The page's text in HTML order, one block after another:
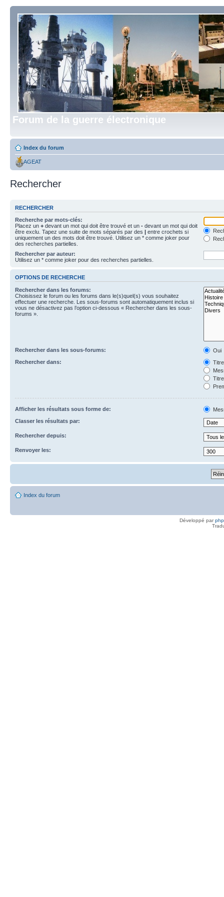
Forum de la guerre électronique
Index du forum
AGEAT
Rechercher
RECHERCHER
Recherche par mots-clés:
Placez un + devant un mot qui doit être trouvé et un - devant un mot qui doit
être exclu. Tapez une suite de mots séparés par des | entre crochets si
uniquement un des mots doit être trouvé. Utilisez un * comme joker pour
des recherches partielles.
Rechercher par auteur:
Utilisez un * comme joker pour des recherches partielles.
OPTIONS DE RECHERCHE
Rechercher dans les forums:
Choisissez le forum ou les forums dans le(s)quel(s) vous souhaitez
effectuer une recherche. Les sous-forums sont automatiquement inclus si
vous ne désactivez pas l’option ci-dessous « Rechercher dans les sous-
forums ».
Rechercher dans les sous-forums:
Oui
Rechercher dans:
Afficher les résultats sous forme de:
Classer les résultats par:
Rechercher depuis:
Renvoyer les:
Index du forum
Développé par